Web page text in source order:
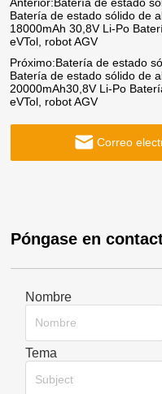
Batería de estado sólido de
18000mAh 30,8V Li-Po
eVTol, robot AGV
Próximo:Batería de estado
Batería de estado sólido de
20000mAh30,8V Li-Po
eVTol, robot AGV
Correo
Póngase en
Nombre
Tema
Subject